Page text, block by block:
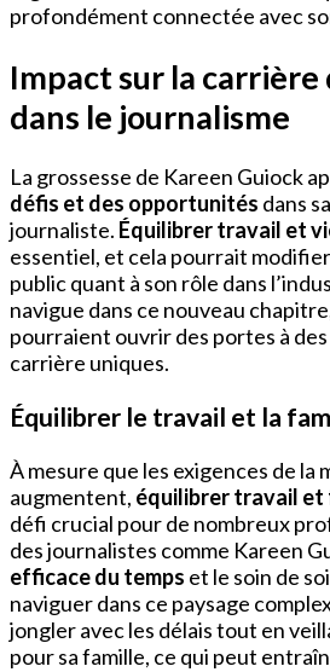
profondément connectée avec
Impact sur la carrière
dans le journalisme
La grossesse de Kareen Guiock
défis et des opportunités dans
journaliste. Équilibrer travail et
essentiel, et cela pourrait
public quant à son rôle dans
navigue dans ce nouveau
pourraient ouvrir des portes à
carrière uniques.
Équilibrer le travail et la
À mesure que les exigences de la
augmentent, équilibrer travail et
défi crucial pour de nombreux
des journalistes comme Kareen
efficace du temps et le soin de
naviguer dans ce paysage
jongler avec les délais tout en
pour sa famille, ce qui peut